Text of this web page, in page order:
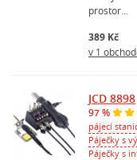
prostor...
389 Kč
v 1
JCD 8898
97 %
pájecí
Páječky s
Páječky s